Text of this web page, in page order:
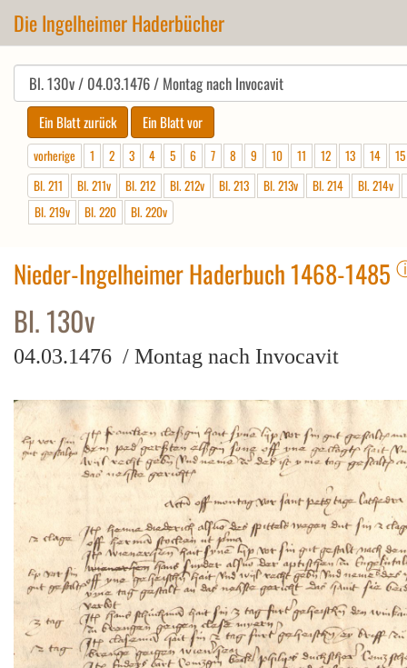
Die Ingelheimer Haderbücher
vorherige 1 2 3 4 5 6 7 8 9 10 11 12 13 14
15
Bl. 211
Bl. 211v Bl. 212 Bl. 212v Bl. 213 Bl. 213v Bl. 214
Bl. 214v
Bl. 219v
Bl. 220 Bl. 220v
Nieder-Ingelheimer Haderbuch 1468-1485
Bl. 130v
04.03.1476 / Montag nach Invocavit